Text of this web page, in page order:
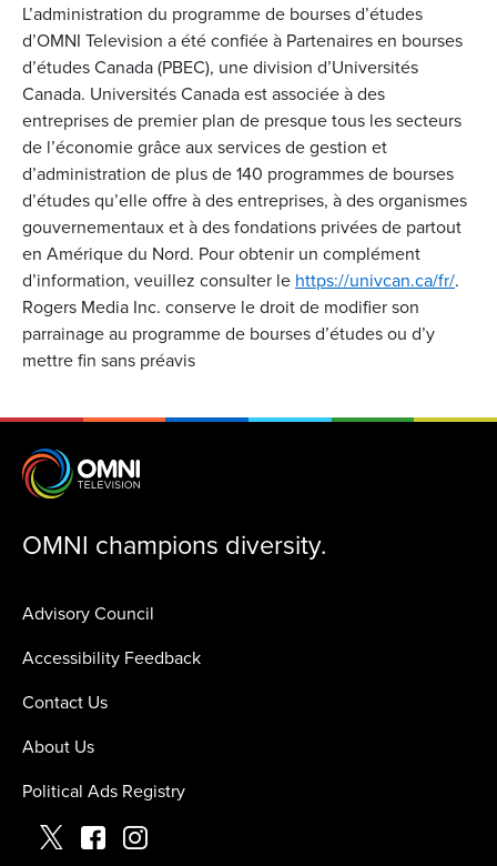
L’administration du programme de bourses d’études
d’OMNI Television a été confiée à Partenaires en bourses
d’études Canada (PBEC), une division d’Universités
Canada. Universités Canada est associée à des
entreprises de premier plan de presque tous les secteurs
de l’économie grâce aux services de gestion et
d’administration de plus de 140 programmes de bourses
d’études qu’elle offre à des entreprises, à des organismes
gouvernementaux et à des fondations privées de partout
en Amérique du Nord. Pour obtenir un complément
d’information, veuillez consulter le https://univcan.ca/fr/.
Rogers Media Inc. conserve le droit de modifier son
parrainage au programme de bourses d’études ou d’y
mettre fin sans préavis
Advisory Council
Accessibility Feedback
Contact Us
About Us
Political Ads Registry
OMNI champions diversity.